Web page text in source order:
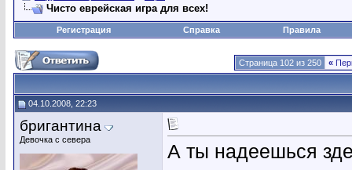
Чисто еврейская игра для всех!
Регистрация Справка Правила
Страница 102 из 250 «
04.10.2008, 22:23
бригантина
Девочка с севера
А ты надеешься